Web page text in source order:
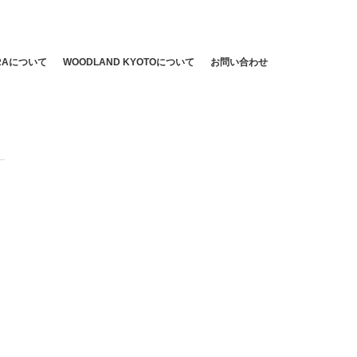
について WOODLAND KYOTOについて お問い合わせ